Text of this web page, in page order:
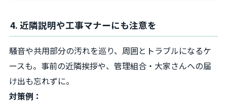
4. 近隣説明や工事マナーにも注意を
騒音や共用部分の汚れを巡り、周囲とトラブルになるケ
ースも。事前の近隣挨拶や、管理組合・大家さんへの届
け出も忘れずに。
対策例：